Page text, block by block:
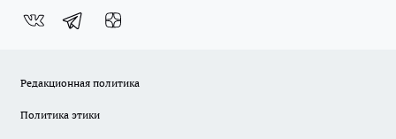
Редакционная политика
Политика этики